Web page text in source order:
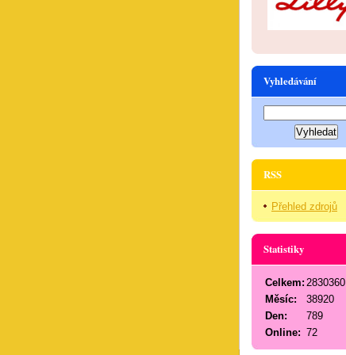
Vyhledávání
RSS
Přehled zdrojů
Statistiky
Online: 72
Celkem: 2830360
Měsíc:
38920
Den:
789